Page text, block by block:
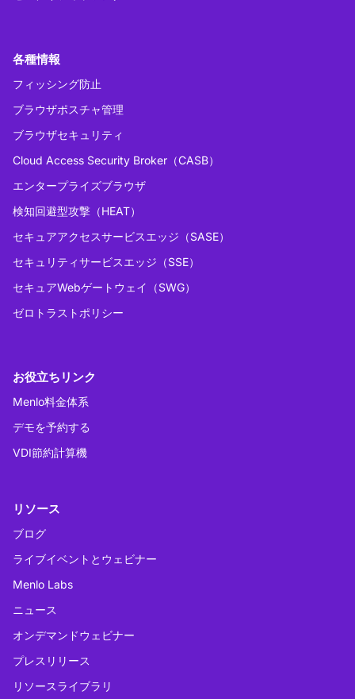
各種情報
フィッシング防止
ブラウザポスチャ管理
ブラウザセキュリティ
Cloud Access Security Broker（CASB）
エンタープライズブラウザ
検知回避型攻撃（HEAT）
セキュアアクセスサービスエッジ（SASE）
セキュリティサービスエッジ（SSE）
セキュアWebゲートウェイ（SWG）
ゼロトラストポリシー
お役立ちリンク
Menlo料金体系
デモを予約する
VDI節約計算機
リソース
ブログ
ライブイベントとウェビナー
Menlo Labs
ニュース
オンデマンドウェビナー
プレスリリース
リソースライブラリ